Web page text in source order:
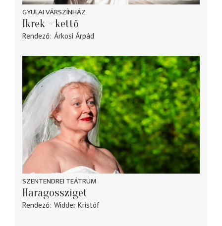
GYULAI VÁRSZÍNHÁZ
Ikrek – kettő
Rendező Árkosi Árpád
SZENTENDREI TEÁTRUM
Haragossziget
Rendező Widder Kristóf